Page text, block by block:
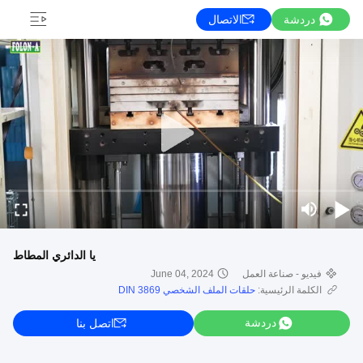
دردشة الاتصال
يا الدائري المطاط
فيديو - صناعة العمل
June 04, 2024
الكلمة الرئيسية: حلقات الملف الشخصي DIN 3869
دردشة اتصل بنا